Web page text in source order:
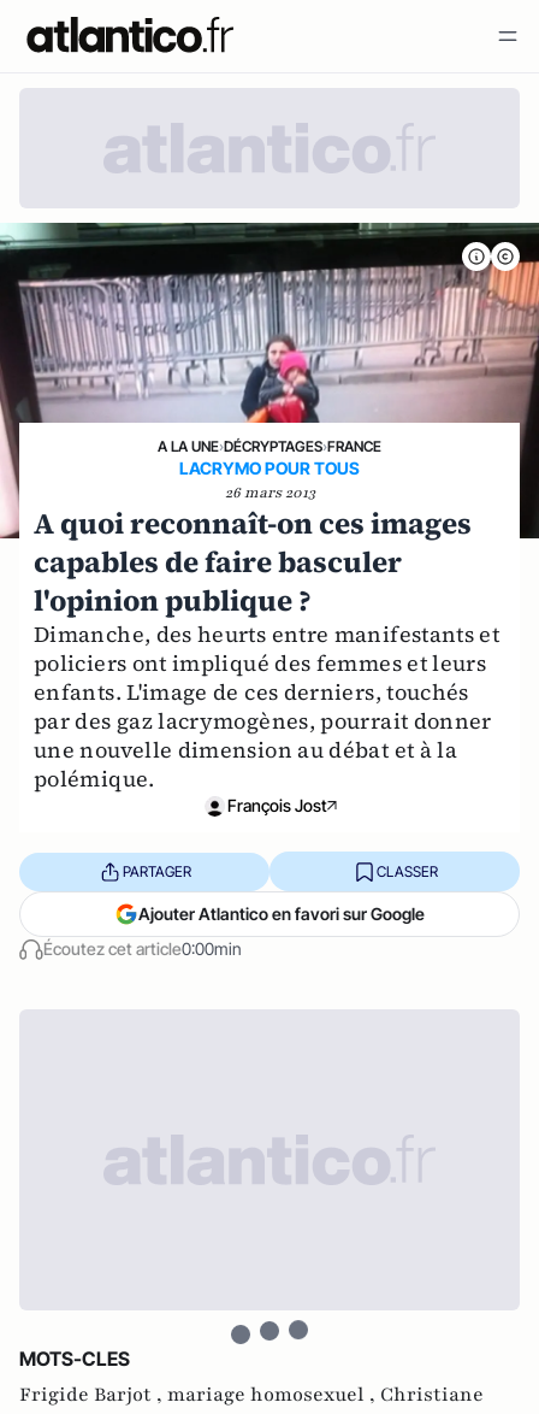
A LA UNE›DÉCRYPTAGES›FRANCE
LACRYMO POUR TOUS
26 mars 2013
A quoi reconnaît-on ces images
capables de faire basculer
l'opinion publique ?
Dimanche, des heurts entre manifestants et
policiers ont impliqué des femmes et leurs
enfants. L'image de ces derniers, touchés
par des gaz lacrymogènes, pourrait donner
une nouvelle dimension au débat et à la
polémique.
François Jost
Écoutez cet article0:00min
PARTAGER CLASSER
Ajouter Atlantico en favori sur Google
MOTS-CLES
Frigide Barjot , mariage homosexuel , Christiane